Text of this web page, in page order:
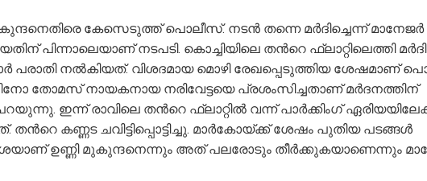
കേസെടുത്ത് പൊലീസ്. നടൻ തന്നെ മർദിച്ചെന്ന് മാനേജർ
പിന്നാലെയാണ് നടപടി. കൊച്ചിയിലെ തന്‍റെ ഫ്ലാറ്റിലെത്തി
പരാതി നൽകിയത്. വിശദമായ മൊഴി രേഖപ്പെടുത്തിയ ശേഷമാണ്
തോമസ് നായകനായ നരിവേട്ടയെ പ്രശംസിച്ചതാണ് മർദനത്തിന്
ഇന്ന് രാവിലെ തന്‍റെ ഫ്ലാറ്റിൽ വന്ന് പാർക്കിംഗ് ഏരിയയിലേക്ക്
തന്‍റെ കണ്ണട ചവിട്ടിപ്പൊട്ടിച്ചു. മാർകോയ്ക്ക് ശേഷം പുതിയ പടങ്ങൾ
ഉണ്ണി മുകുന്ദനെന്നും അത് പലരോടും തീർക്കുകയാണെന്നും